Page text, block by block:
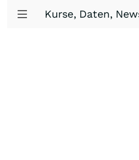
Kurse, Daten,